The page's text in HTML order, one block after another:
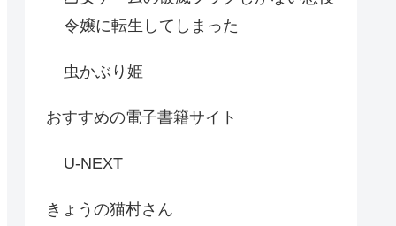
令嬢に転生してしまった
虫かぶり姫
おすすめの電子書籍サイト
U-NEXT
きょうの猫村さん